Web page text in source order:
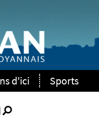
d'ici Sports